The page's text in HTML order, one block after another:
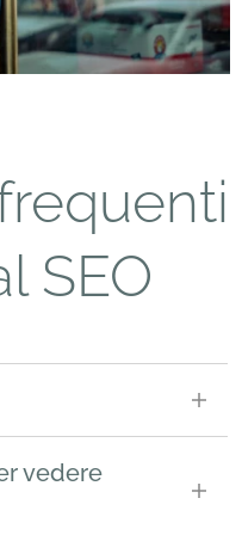
SEO
locali, come
a Milano”. Si
vedere